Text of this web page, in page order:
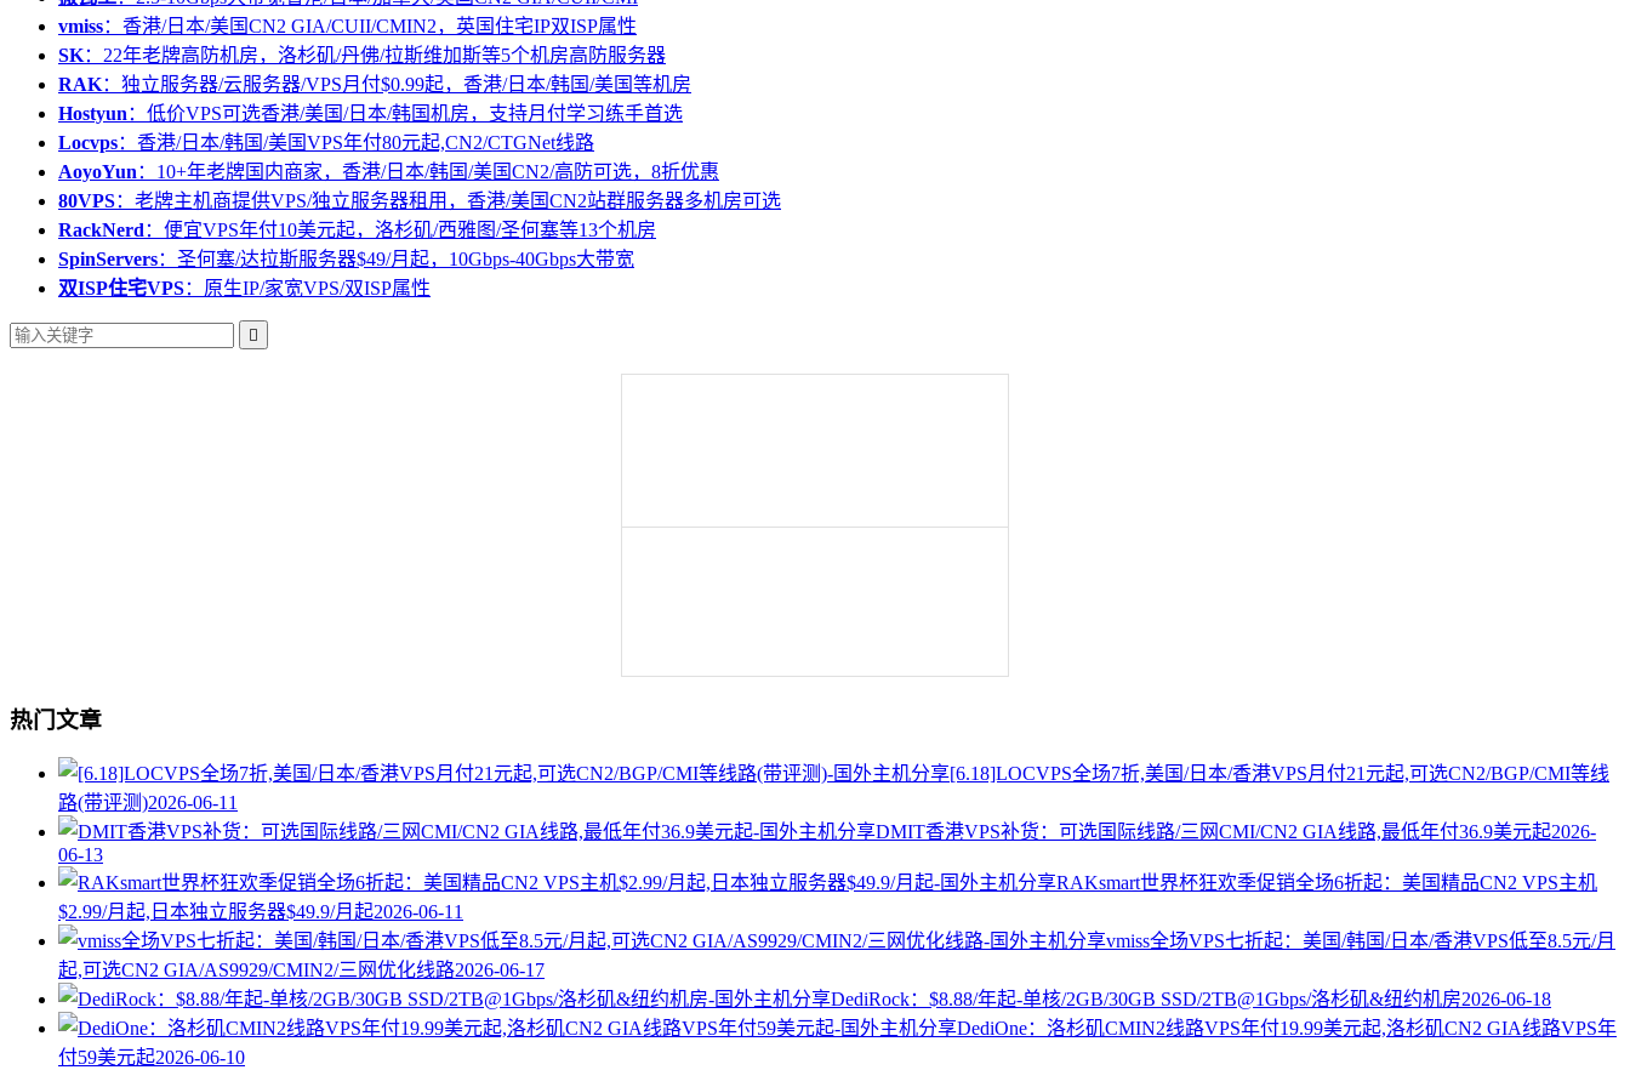
vmiss：香港/日本/美国CN2 GIA/CUII/CMIN2，英国住宅IP双ISP属性
SK：22年老牌高防机房，洛杉矶/丹佛/拉斯维加斯等5个机房高防服务器
RAK：独立服务器/云服务器/VPS月付$0.99起，香港/日本/韩国/美国等机房
Hostyun：低价VPS可选香港/美国/日本/韩国机房，支持月付学习练手首选
Locvps：香港/日本/韩国/美国VPS年付80元起,CN2/CTGNet线路
AoyoYun：10+年老牌国内商家，香港/日本/韩国/美国CN2/高防可选，8折优惠
80VPS：老牌主机商提供VPS/独立服务器租用，香港/美国CN2站群服务器多机房可选
RackNerd：便宜VPS年付10美元起，洛杉矶/西雅图/圣何塞等13个机房
SpinServers：圣何塞/达拉斯服务器$49/月起，10Gbps-40Gbps大带宽
双ISP住宅VPS：原生IP/家宽VPS/双ISP属性

热门文章
[6.18]LOCVPS全场7折,美国/日本/香港VPS月付21元起,可选CN2/BGP/CMI等线
路(带评测)2026-06-11
DMIT香港VPS补货：可选国际线路/三网CMI/CN2 GIA线路,最低年付36.9美元起2026-
06-13
RAKsmart世界杯狂欢季促销全场6折起：美国精品CN2 VPS主机
$2.99/月起,日本独立服务器$49.9/月起2026-06-11
vmiss全场VPS七折起：美国/韩国/日本/香港VPS低至8.5元/月
起,可选CN2 GIA/AS9929/CMIN2/三网优化线路2026-06-17
DediRock：$8.88/年起-单核/2GB/30GB SSD/2TB@1Gbps/洛杉矶&纽约机房2026-06-18
DediOne：洛杉矶CMIN2线路VPS年付19.99美元起,洛杉矶CN2 GIA线路VPS年
付59美元起2026-06-10